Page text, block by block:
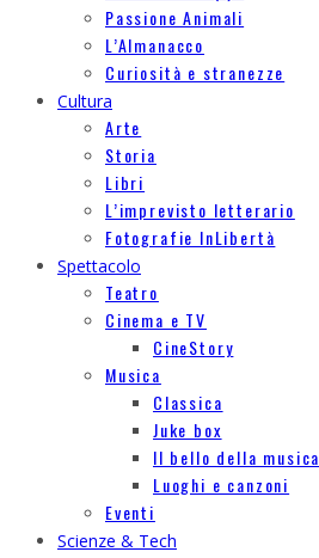
Passione Animali
L’Almanacco
Curiosità e stranezze
Cultura
Arte
Storia
Libri
L’imprevisto letterario
Fotografie InLibertà
Spettacolo
Teatro
Cinema e TV
CineStory
Musica
Classica
Juke box
Il bello della musica
Luoghi e canzoni
Eventi
Scienze & Tech